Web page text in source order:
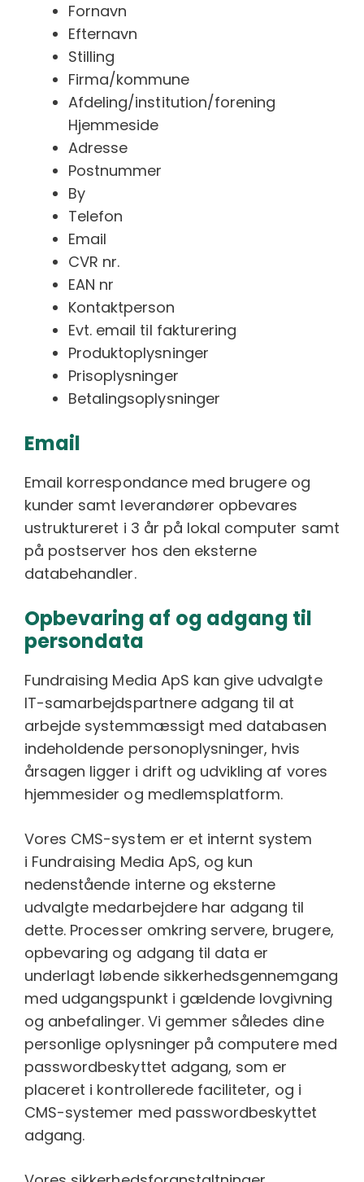
Fornavn
Efternavn
Stilling
Firma/kommune
Afdeling/institution/forening
Hjemmeside
Adresse
Postnummer
By
Telefon
Email
CVR nr.
EAN nr
Kontaktperson
Evt. email til fakturering
Produktoplysninger
Prisoplysninger
Betalingsoplysninger
Email
Email korrespondance med brugere og
kunder samt leverandører opbevares
ustruktureret i 3 år på lokal computer samt
på postserver hos den eksterne
databehandler.
Opbevaring af og adgang til
persondata
Fundraising Media ApS kan give udvalgte
IT-samarbejdspartnere adgang til at
arbejde systemmæssigt med databasen
indeholdende personoplysninger, hvis
årsagen ligger i drift og udvikling af vores
hjemmesider og medlemsplatform.
Vores CMS-system er et internt system
i Fundraising Media ApS, og kun
nedenstående interne og eksterne
udvalgte medarbejdere har adgang til
dette. Processer omkring servere, brugere,
opbevaring og adgang til data er
underlagt løbende sikkerhedsgennemgang
med udgangspunkt i gældende lovgivning
og anbefalinger. Vi gemmer således dine
personlige oplysninger på computere med
passwordbeskyttet adgang, som er
placeret i kontrollerede faciliteter, og i
CMS-systemer med passwordbeskyttet
adgang.